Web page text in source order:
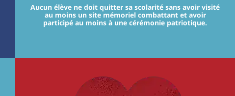
Aucun élève ne doit quitter sa scolarité sans avoir visité
au moins un site mémoriel combattant et avoir
participé au moins à une cérémonie patriotique.